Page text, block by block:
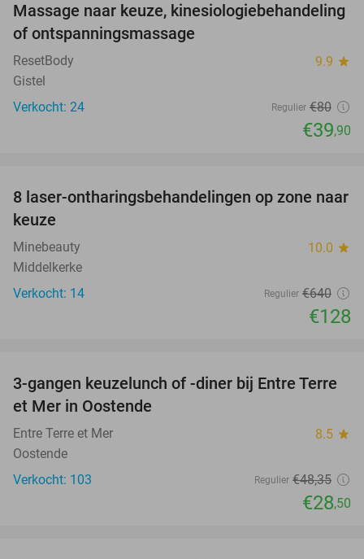
50%
Massage naar keuze, kinesiologiebehandeling
of ontspanningsmassage
ResetBody 9.9 star
Gistel
Verkocht: 24
Regulier €80
€39,90
80%
8 laser-ontharingsbehandelingen op zone naar
keuze
Minebeauty 10.0 star
Middelkerke
Verkocht: 14
Regulier €640
€128
41%
3-gangen keuzelunch of -diner bij Entre Terre
et Mer in Oostende
Entre Terre et Mer 8.5 star
Oostende
Verkocht: 103
Regulier €48,35
€28,50